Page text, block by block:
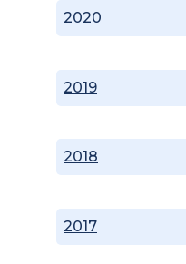
2017
2018
2019
2020